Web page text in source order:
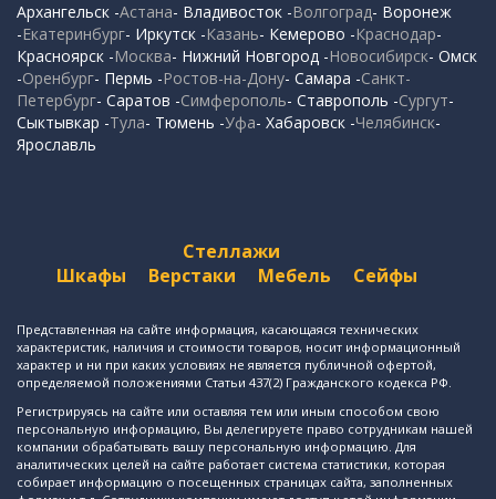
Архангельск -Астана- Владивосток -Волгоград- Воронеж
-Екатеринбург- Иркутск -Казань- Кемерово -Краснодар-
Красноярск -Москва- Нижний Новгород -Новосибирск- Омск
-Оренбург- Пермь -Ростов-на-Дону- Самара -Санкт-
Петербург- Саратов -Симферополь- Ставрополь -Сургут-
Сыктывкар -Тула- Тюмень -Уфа- Хабаровск -Челябинск-
Ярославль
Стеллажи
Шкафы
Верстаки Мебель Сейфы
Представленная на сайте информация, касающаяся технических
характеристик, наличия и стоимости товаров, носит информационный
характер и ни при каких условиях не является публичной офертой,
определяемой положениями Статьи 437(2) Гражданского кодекса РФ.
Регистрируясь на сайте или оставляя тем или иным способом свою
персональную информацию, Вы делегируете право сотрудникам нашей
компании обрабатывать вашу персональную информацию. Для
аналитических целей на сайте работает система статистики, которая
собирает информацию о посещенных страницах сайта, заполненных